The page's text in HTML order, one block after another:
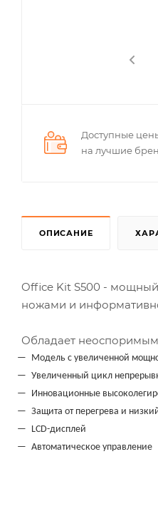
Доступные
на лучшие
ОПИСАНИЕ
Office Kit S500 -
ножами и
Обладает
Модель с увеличенной
Увеличенный цикл
Инновационные
Защита от перегрева и
LCD-дисплей
Автоматическое управление